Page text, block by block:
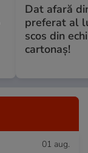
Dat afară
preferat al
scos din
cartonaş!
01 aug.